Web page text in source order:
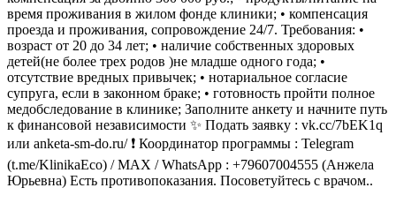
время проживания в жилом фонде клиники; • компенсация
проезда и проживания, сопровождение 24/7. Требования: •
возраст от 20 до 34 лет; • наличие собственных здоровых
детей(не более трех родов )не младше одного года; •
отсутствие вредных привычек; • нотариальное согласие
супруга, если в законном браке; • готовность пройти полное
медобследование в клинике; Заполните анкету и начните путь
к финансовой независимости ✨ Подать заявку : vk.cc/7bEK1q
или anketa-sm-do.ru/ ❗ Координатор программы : Telegram
(t.me/KlinikaEco) / MAX / WhatsApp : +79607004555 (Анжела
Юрьевна) Есть противопоказания. Посоветуйтесь с врачом..